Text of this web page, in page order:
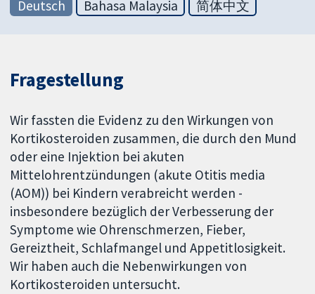
Deutsch
Bahasa Malaysia 简体中文
Fragestellung
Wir fassten die Evidenz zu den Wirkungen von
Kortikosteroiden zusammen, die durch den Mund
oder eine Injektion bei akuten
Mittelohrentzündungen (akute Otitis media
(AOM)) bei Kindern verabreicht werden -
insbesondere bezüglich der Verbesserung der
Symptome wie Ohrenschmerzen, Fieber,
Gereiztheit, Schlafmangel und Appetitlosigkeit.
Wir haben auch die Nebenwirkungen von
Kortikosteroiden untersucht.